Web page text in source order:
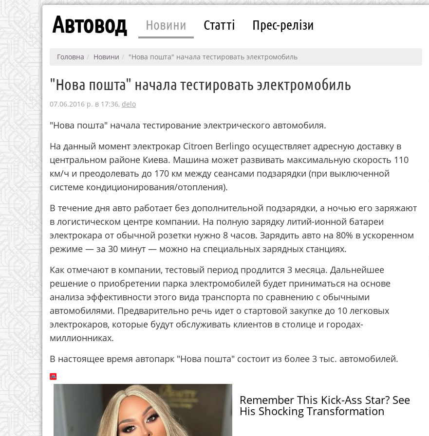
Автовод Новини Статті Прес-релізи
Головна Новини "Нова пошта" начала тестировать электромобиль
"Нова пошта" начала тестировать электромобиль
07.06.2016 р. в 17:36, delo
"Нова пошта" начала тестирование электрического автомобиля.
На данный момент электрокар Citroen Berlingo осуществляет адресную доставку в
центральном районе Киева. Машина может развивать максимальную скорость 110
км/ч и преодолевать до 170 км между сеансами подзарядки (при выключенной
системе кондиционирования/отопления).
В течение дня авто работает без дополнительной подзарядки, а ночью его заряжают
в логистическом центре компании. На полную зарядку литий-ионной батареи
электрокара от обычной розетки нужно 8 часов. Зарядить авто на 80% в ускоренном
режиме — за 30 минут — можно на специальных зарядных станциях.
Как отмечают в компании, тестовый период продлится 3 месяца. Дальнейшее
решение о приобретении парка электромобилей будет приниматься на основе
анализа эффективности этого вида транспорта по сравнению с обычными
автомобилями. Предварительно речь идет о стартовой закупке до 10 легковых
электрокаров, которые будут обслуживать клиентов в столице и городах-
миллионниках.
В настоящее время автопарк "Нова пошта" состоит из более 3 тыс. автомобилей.
Remember This Kick-Ass Star? See
His Shocking Transformation